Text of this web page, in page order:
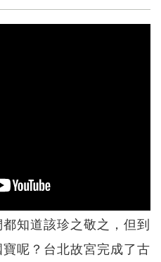
知道該珍之敬之，但到
呢？台北故宮完成了古